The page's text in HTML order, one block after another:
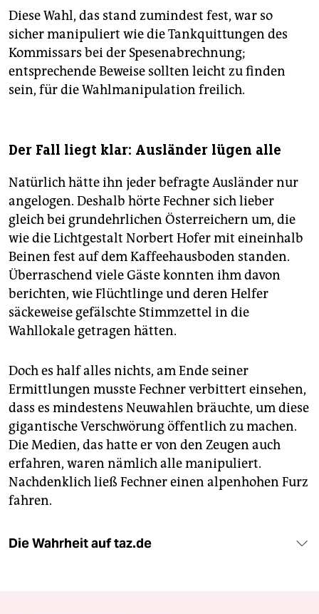
Diese Wahl, das stand zumindest fest, war so
sicher manipuliert wie die Tankquittungen des
Kommissars bei der Spesenabrechnung;
entsprechende Beweise sollten leicht zu finden
sein, für die Wahlmanipulation freilich.
Der Fall liegt klar: Ausländer lügen alle
Natürlich hätte ihn jeder befragte Ausländer nur
angelogen. Deshalb hörte Fechner sich lieber
gleich bei grundehrlichen Österreichern um, die
wie die Lichtgestalt Norbert Hofer mit eineinhalb
Beinen fest auf dem Kaffeehausboden standen.
Überraschend viele Gäste konnten ihm davon
berichten, wie Flüchtlinge und deren Helfer
säckeweise gefälschte Stimmzettel in die
Wahllokale getragen hätten.
Doch es half alles nichts, am Ende seiner
Ermittlungen musste Fechner verbittert einsehen,
dass es mindestens Neuwahlen bräuchte, um diese
gigantische Verschwörung öffentlich zu machen.
Die Medien, das hatte er von den Zeugen auch
erfahren, waren nämlich alle manipuliert.
Nachdenklich ließ Fechner einen alpenhohen Furz
fahren.
Die Wahrheit auf taz.de